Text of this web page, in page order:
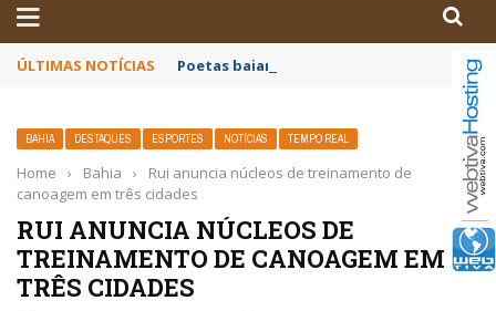
ÚLTIMAS NOTÍCIAS Poetas baianos representam o Brasil no
BAHIA DESTAQUES ESPORTES NOTÍCIAS TEMPO REAL
Home › Bahia ›
Rui anuncia núcleos de treinamento de
canoagem em três cidades
RUI ANUNCIA NÚCLEOS DE
TREINAMENTO DE CANOAGEM EM
TRÊS CIDADES